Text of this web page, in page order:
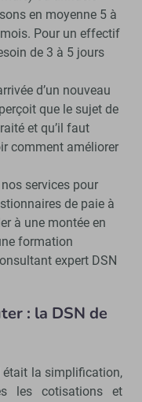
en moyenne 5 à
Pour un effectif
de 3 à 5 jours
d’un nouveau
que le sujet de
et qu’il faut
comment améliorer
services pour
de paie à
à une montée en
formation
expert DSN
: la DSN de
était la simplification,
les cotisations et